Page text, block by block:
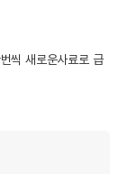
씩 새로운사료로 급